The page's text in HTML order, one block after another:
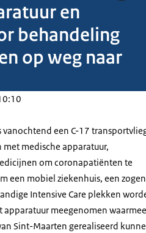
en
behandeling
op weg naar
vanochtend een C-17
medische apparatuur,
om coronapatiënten te
een mobiel ziekenhuis, een
Intensive Care plekken
apparatuur meegenomen
Sint-Maarten gerealiseerd